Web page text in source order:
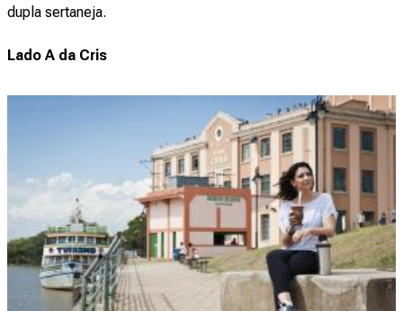
dupla sertaneja.
Lado A da Cris